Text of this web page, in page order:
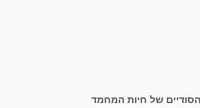
של חיות המחמד